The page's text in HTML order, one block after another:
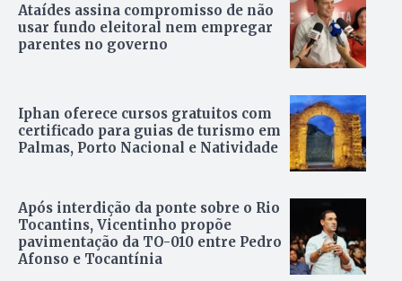
Ataídes assina compromisso de não
usar fundo eleitoral nem empregar
parentes no governo
Iphan oferece cursos gratuitos com
certificado para guias de turismo em
Palmas, Porto Nacional e Natividade
Após interdição da ponte sobre o Rio
Tocantins, Vicentinho propõe
pavimentação da TO-010 entre Pedro
Afonso e Tocantínia